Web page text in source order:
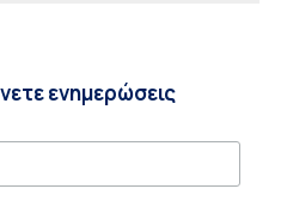
ενημερώσεις